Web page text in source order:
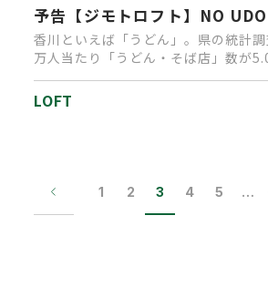
予告【ジモトロフト】NO
香川といえば「うどん」。県の統計
万人当たり「うどん・そば店」数が
LOFT
1 2 3 4 5 …